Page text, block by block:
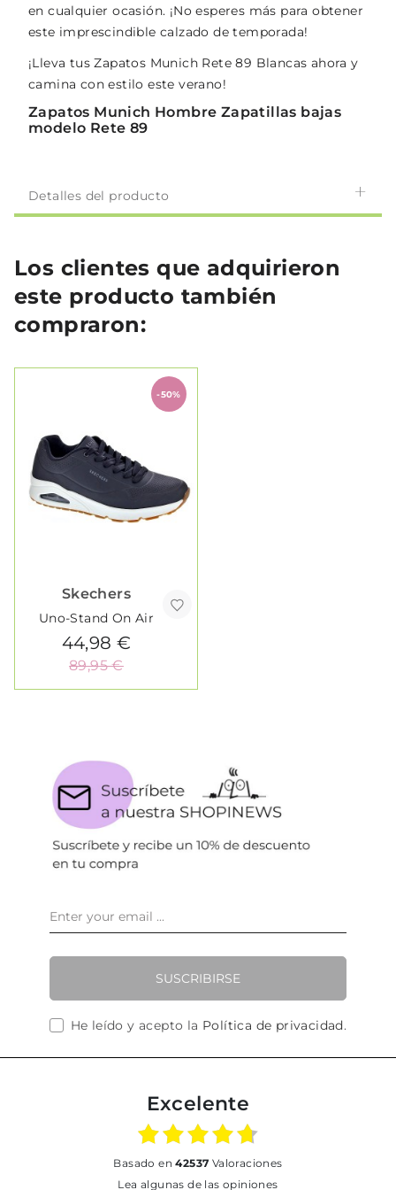
en cualquier ocasión. ¡No esperes más para obtener
este imprescindible calzado de temporada!
¡Lleva tus Zapatos Munich Rete 89 Blancas ahora y
camina con estilo este verano!
Zapatos Munich Hombre Zapatillas bajas
modelo Rete 89
Detalles del producto
Los clientes que adquirieron
este producto también
compraron:
-50%
Skechers
Uno-Stand On Air
44,98 €
89,95 €
SUSCRIBIRSE
He leído y acepto la Política de privacidad.
Excelente
basado en42537 Valoraciones
Lea algunas de las opiniones